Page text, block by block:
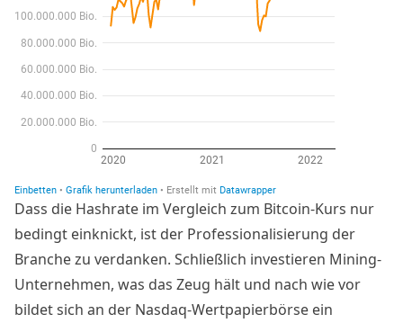
Dass die Hashrate im Vergleich zum Bitcoin-Kurs nur
bedingt einknickt, ist der Professionalisierung der
Branche zu verdanken. Schließlich investieren Mining-
Unternehmen, was das Zeug hält und nach wie vor
bildet sich an der Nasdaq-Wertpapierbörse ein